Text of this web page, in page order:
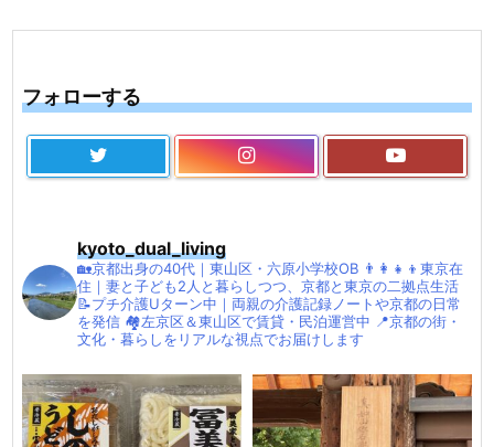
フォローする
kyoto_dual_living
🏡京都出身の40代｜東山区・六原小学校OB 👨‍👩‍👧‍👦東京在
住｜妻と子ども2人と暮らしつつ、京都と東京の二拠点生活
📝プチ介護Uターン中｜両親の介護記録ノートや京都の日常
を発信 🏘左京区＆東山区で賃貸・民泊運営中 📍京都の街・
文化・暮らしをリアルな視点でお届けします